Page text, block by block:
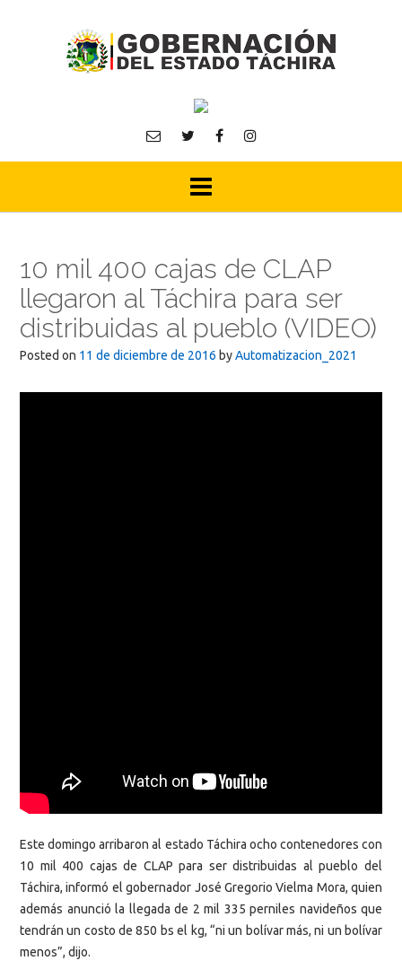
10 mil 400 cajas de CLAP
llegaron al Táchira para ser
distribuidas al pueblo (VIDEO)
Posted on 11 de diciembre de 2016 byAutomatizacion_2021
Este domingo arribaron al estado Táchira ocho contenedores con
10 mil 400 cajas de CLAP para ser distribuidas al pueblo del
Táchira, informó el gobernador José Gregorio Vielma Mora, quien
además anunció la llegada de 2 mil 335 perniles navideños que
tendrán un costo de 850 bs el kg, “ni un bolívar más, ni un bolívar
menos”, dijo.